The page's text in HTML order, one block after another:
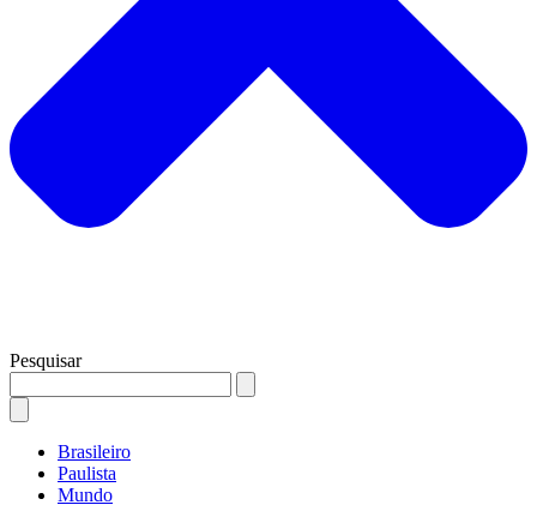
Pesquisar
Brasileiro
Paulista
Mundo